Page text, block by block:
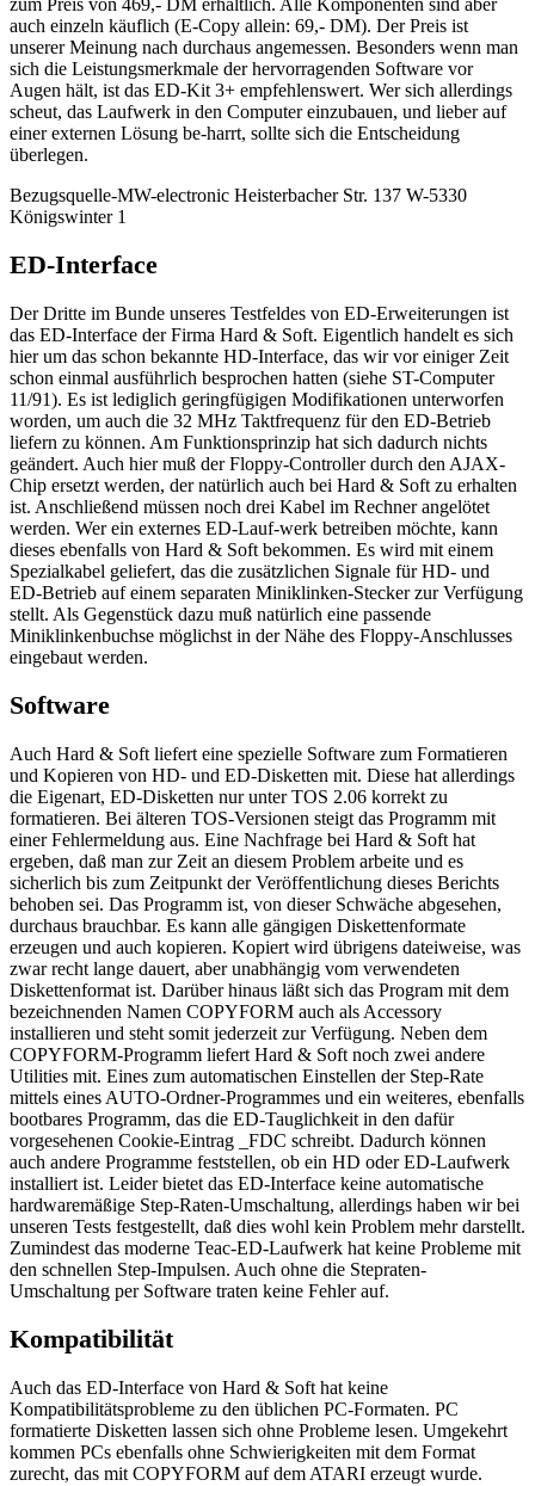
auch einzeln käuflich (E-Copy allein: 69,- DM). Der Preis ist
unserer Meinung nach durchaus angemessen. Besonders wenn man
sich die Leistungsmerkmale der hervorragenden Software vor
Augen hält, ist das ED-Kit 3+ empfehlenswert. Wer sich allerdings
scheut, das Laufwerk in den Computer einzubauen, und lieber auf
einer externen Lösung be-harrt, sollte sich die Entscheidung
überlegen.
Bezugsquelle-MW-electronic Heisterbacher Str. 137 W-5330
Königswinter 1
ED-Interface
Der Dritte im Bunde unseres Testfeldes von ED-Erweiterungen ist
das ED-Interface der Firma Hard & Soft. Eigentlich handelt es sich
hier um das schon bekannte HD-Interface, das wir vor einiger Zeit
schon einmal ausführlich besprochen hatten (siehe ST-Computer
11/91). Es ist lediglich geringfügigen Modifikationen unterworfen
worden, um auch die 32 MHz Taktfrequenz für den ED-Betrieb
liefern zu können. Am Funktionsprinzip hat sich dadurch nichts
geändert. Auch hier muß der Floppy-Controller durch den AJAX-
Chip ersetzt werden, der natürlich auch bei Hard & Soft zu erhalten
ist. Anschließend müssen noch drei Kabel im Rechner angelötet
werden. Wer ein externes ED-Lauf-werk betreiben möchte, kann
dieses ebenfalls von Hard & Soft bekommen. Es wird mit einem
Spezialkabel geliefert, das die zusätzlichen Signale für HD- und
ED-Betrieb auf einem separaten Miniklinken-Stecker zur Verfügung
stellt. Als Gegenstück dazu muß natürlich eine passende
Miniklinkenbuchse möglichst in der Nähe des Floppy-Anschlusses
eingebaut werden.
Software
Auch Hard & Soft liefert eine spezielle Software zum Formatieren
und Kopieren von HD- und ED-Disketten mit. Diese hat allerdings
die Eigenart, ED-Disketten nur unter TOS 2.06 korrekt zu
formatieren. Bei älteren TOS-Versionen steigt das Programm mit
einer Fehlermeldung aus. Eine Nachfrage bei Hard & Soft hat
ergeben, daß man zur Zeit an diesem Problem arbeite und es
sicherlich bis zum Zeitpunkt der Veröffentlichung dieses Berichts
behoben sei. Das Programm ist, von dieser Schwäche abgesehen,
durchaus brauchbar. Es kann alle gängigen Diskettenformate
erzeugen und auch kopieren. Kopiert wird übrigens dateiweise, was
zwar recht lange dauert, aber unabhängig vom verwendeten
Diskettenformat ist. Darüber hinaus läßt sich das Program mit dem
bezeichnenden Namen COPYFORM auch als Accessory
installieren und steht somit jederzeit zur Verfügung. Neben dem
COPYFORM-Programm liefert Hard & Soft noch zwei andere
Utilities mit. Eines zum automatischen Einstellen der Step-Rate
mittels eines AUTO-Ordner-Programmes und ein weiteres, ebenfalls
bootbares Programm, das die ED-Tauglichkeit in den dafür
vorgesehenen Cookie-Eintrag _FDC schreibt. Dadurch können
auch andere Programme feststellen, ob ein HD oder ED-Laufwerk
installiert ist. Leider bietet das ED-Interface keine automatische
hardwaremäßige Step-Raten-Umschaltung, allerdings haben wir bei
unseren Tests festgestellt, daß dies wohl kein Problem mehr darstellt.
Zumindest das moderne Teac-ED-Laufwerk hat keine Probleme mit
den schnellen Step-Impulsen. Auch ohne die Stepraten-
Umschaltung per Software traten keine Fehler auf.
Kompatibilität
Auch das ED-Interface von Hard & Soft hat keine
Kompatibilitätsprobleme zu den üblichen PC-Formaten. PC
formatierte Disketten lassen sich ohne Probleme lesen. Umgekehrt
kommen PCs ebenfalls ohne Schwierigkeiten mit dem Format
zurecht, das mit COPYFORM auf dem ATARI erzeugt wurde.